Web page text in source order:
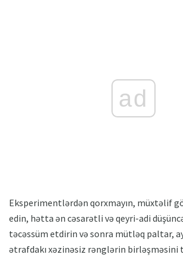
ad
Eksperimentlərdən qorxmayın, müxtəlif
edin, hətta ən cəsarətli və qeyri-adi
təcəssüm etdirin və sonra mütləq paltar,
ətrafdakı xəzinəsiz rənglərin birləşməsini